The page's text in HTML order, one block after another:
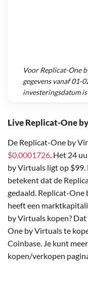
Live Replicat-One
De Replicat-One by
$0,0001726. Het 24
by Virtuals ligt op $99.
betekent dat de
gedaald. Replicat-One
heeft een
by Virtuals kopen?
One by Virtuals te
Coinbase. Je kunt
kopen/verkopen
VoorReplicat-One
gegevens vanaf01-
investeringsdatum